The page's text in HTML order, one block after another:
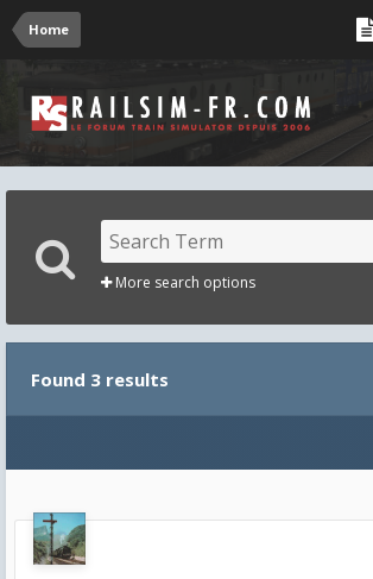
Home
More search options
Found 3 results